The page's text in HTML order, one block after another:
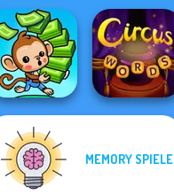
Mini Monkey Mart
MEMORY SPIELE